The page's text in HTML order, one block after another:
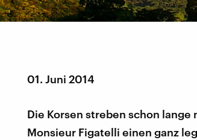
01. Juni 2014
Die Korsen streben schon
Monsieur Figatelli einen ganz